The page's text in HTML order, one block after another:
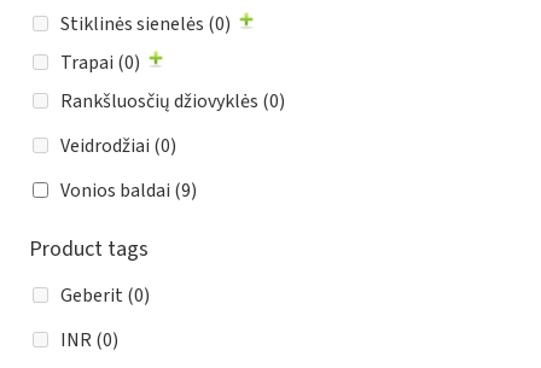
Stiklinės sienelės (0)
Trapai (0)
Rankšluosčių džiovyklės (0)
Veidrodžiai (0)
Vonios baldai (9)
Product tags
Geberit (0)
INR(0)